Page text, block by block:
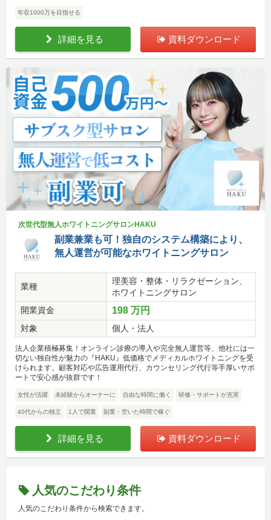
年収1000万を目指せる
詳細を見る 資料ダウンロード
次世代型無人ホワイトニングサロンHAKU
副業兼業も可！独自のシステム構築により、
無人運営が可能なホワイトニングサロン
業種
理美容・整体・リラクゼーション、
ホワイトニングサロン
開業資金
198 万円
対象 個人・法人
法人企業積極募集！オンライン診療の導入や完全無人運営等、他社には一
切ない独自性が魅力の『HAKU』低価格でメディカルホワイトニングを受
けられます。顧客対応や広告運用代行、カウンセリング代行等手厚いサポ
ートで安心感が抜群です！
女性が活躍 未経験からオーナーに 自由な時間に働く 研修・サポートが充実
40代からの独立 1人で開業 副業・空いた時間で稼ぐ
詳細を見る 資料ダウンロード
人気のこだわり条件
人気のこだわり条件から検索できます。